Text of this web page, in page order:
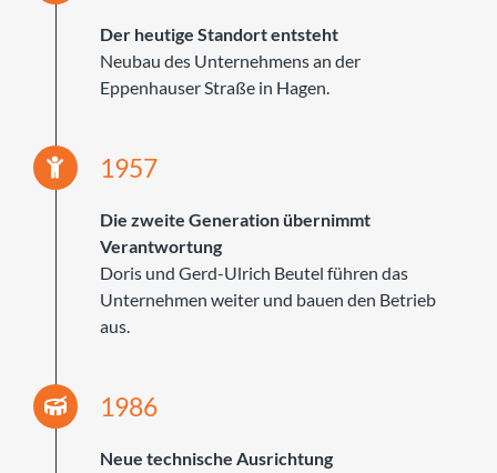
Der heutige Standort entsteht
Neubau des Unternehmens an der
Eppenhauser Straße in Hagen.
1957
Die zweite Generation übernimmt
Verantwortung
Doris und Gerd-Ulrich Beutel führen das
Unternehmen weiter und bauen den Betrieb
aus.
1986
Neue technische Ausrichtung